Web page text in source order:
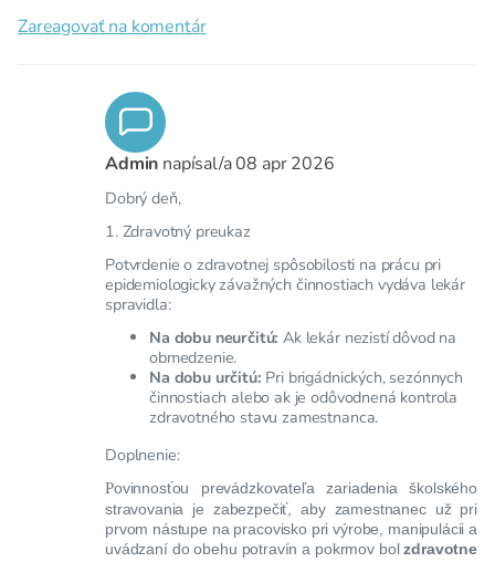
Zareagovať na komentár
Admin napísal/a08 apr 2026
Dobrý deň,
1. Zdravotný preukaz
Potvrdenie o zdravotnej spôsobilosti na prácu pri
epidemiologicky závažných činnostiach vydáva lekár
spravidla:
Na dobu neurčitú: Ak lekár nezistí dôvod na
obmedzenie.
Na dobu určitú: Pri brigádnických, sezónnych
činnostiach alebo ak je odôvodnená kontrola
zdravotného stavu zamestnanca.
Doplnenie:
Povinnosťou prevádzkovateľa zariadenia školského
stravovania je zabezpečiť, aby zamestnanec už pri
prvom nástupe na pracovisko pri výrobe, manipulácii a
uvádzaní do obehu potravín a pokrmov bolzdravotne